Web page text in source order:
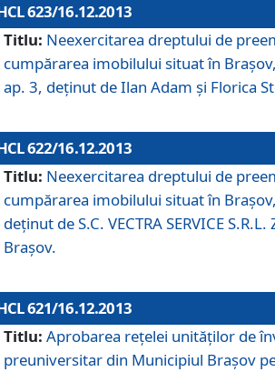
623/16.12.2013
Titlu: Neexercitarea dreptului de
cumpărarea imobilului situat în
ap. 3, deţinut de Ilan Adam şi Florica
622/16.12.2013
Titlu: Neexercitarea dreptului de
cumpărarea imobilului situat în
deţinut de S.C. VECTRA SERVICE
Braşov.
621/16.12.2013
Titlu: Aprobarea reţelei unităţilor de
preuniversitar din Municipiul Braşov